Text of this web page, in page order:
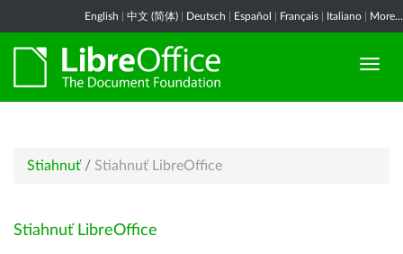
English 中文 (简体) Deutsch Español Français Italiano More...
Stiahnuť / Stiahnuť LibreOffice
Stiahnuť LibreOffice